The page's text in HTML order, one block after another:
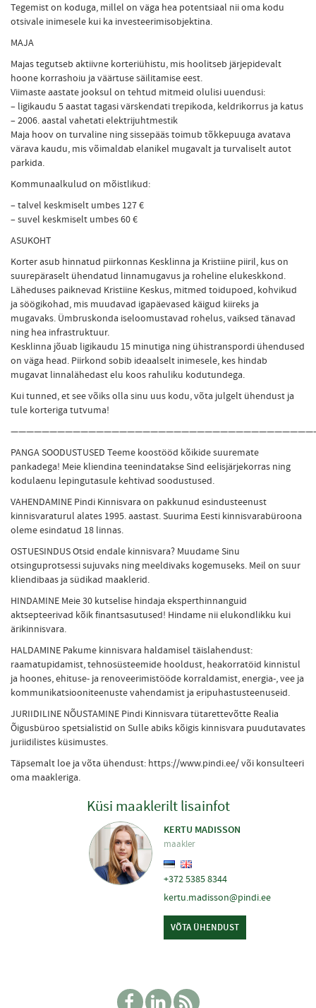
Tegemist on koduga, millel on väga hea potentsiaal nii oma kodu
otsivale inimesele kui ka investeerimisobjektina.
MAJA
Majas tegutseb aktiivne korteriühistu, mis hoolitseb järjepidevalt
hoone korrashoiu ja väärtuse säilitamise eest.
Viimaste aastate jooksul on tehtud mitmeid olulisi uuendusi:
– ligikaudu 5 aastat tagasi värskendati trepikoda, keldrikorrus ja katus
– 2006. aastal vahetati elektrijuhtmestik
Maja hoov on turvaline ning sissepääs toimub tõkkepuuga avatava
värava kaudu, mis võimaldab elanikel mugavalt ja turvaliselt autot
parkida.
Kommunaalkulud on mõistlikud:
– talvel keskmiselt umbes 127 €
– suvel keskmiselt umbes 60 €
ASUKOHT
Korter asub hinnatud piirkonnas Kesklinna ja Kristiine piiril, kus on
suurepäraselt ühendatud linnamugavus ja roheline elukeskkond.
Läheduses paiknevad Kristiine Keskus, mitmed toidupoed, kohvikud
ja söögikohad, mis muudavad igapäevased käigud kiireks ja
mugavaks. Ümbruskonda iseloomustavad rohelus, vaiksed tänavad
ning hea infrastruktuur.
Kesklinna jõuab ligikaudu 15 minutiga ning ühistranspordi ühendused
on väga head. Piirkond sobib ideaalselt inimesele, kes hindab
mugavat linnalähedast elu koos rahuliku kodutundega.
Kui tunned, et see võiks olla sinu uus kodu, võta julgelt ühendust ja
tule korteriga tutvuma!
PANGA SOODUSTUSED Teeme koostööd kõikide suuremate
pankadega! Meie kliendina teenindatakse Sind eelisjärjekorras ning
kodulaenu lepingutasule kehtivad soodustused.
VAHENDAMINE Pindi Kinnisvara on pakkunud esindusteenust
kinnisvaraturul alates 1995. aastast. Suurima Eesti kinnisvarabüroona
oleme esindatud 18 linnas.
OSTUESINDUS Otsid endale kinnisvara? Muudame Sinu
otsinguprotsessi sujuvaks ning meeldivaks kogemuseks. Meil on suur
kliendibaas ja südikad maaklerid.
HINDAMINE Meie 30 kutselise hindaja eksperthinnanguid
aktsepteerivad kõik finantsasutused! Hindame nii elukondlikku kui
ärikinnisvara.
HALDAMINE Pakume kinnisvara haldamisel täislahendust:
raamatupidamist, tehnosüsteemide hooldust, heakorratöid kinnistul
ja hoones, ehituse- ja renoveerimistööde korraldamist, energia-, vee ja
kommunikatsiooniteenuste vahendamist ja eripuhastusteenuseid.
JURIIDILINE NÕUSTAMINE Pindi Kinnisvara tütarettevõtte Realia
Õigusbüroo spetsialistid on Sulle abiks kõigis kinnisvara puudutavates
juriidilistes küsimustes.
Täpsemalt loe ja võta ühendust: https://www.pindi.ee/ või konsulteeri
oma maakleriga.
Küsi maaklerilt lisainfot
KERTU MADISSON
maakler
+372 5385 8344
kertu.madisson@pindi.ee
VÕTA ÜHENDUST